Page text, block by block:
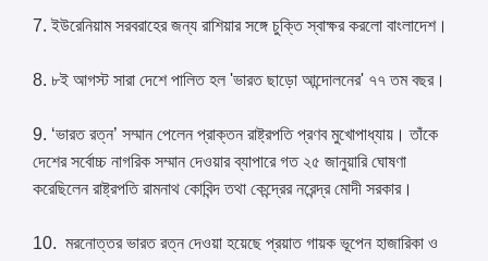
7. ইউরেনিয়াম সরবরাহের জন্য রাশিয়ার সঙ্গে চুক্তি স্বাক্ষর করলাে বাংলাদেশ।
8. ৮ই আগস্ট সারা দেশে পালিত হল 'ভারত ছাড়ো আন্দোলনের' ৭৭ তম বছর।
9. ‘ভারত রত্ন’ সম্মান পেলেন প্রাক্তন রাষ্ট্রপতি প্রণব মুখোপাধ্যায়। তাঁকে
দেশের সর্বোচ্চ নাগরিক সম্মান দেওয়ার ব্যাপারে গত ২৫ জানুয়ারি ঘোষণা
করেছিলেন রাষ্ট্রপতি রামনাথ কোবিন্দ তথা কেন্দ্রের নরেন্দ্র মোদী সরকার।
10. মরনোত্তর ভারত রত্ন দেওয়া হয়েছে প্রয়াত গায়ক ভূপেন হাজারিকা ও